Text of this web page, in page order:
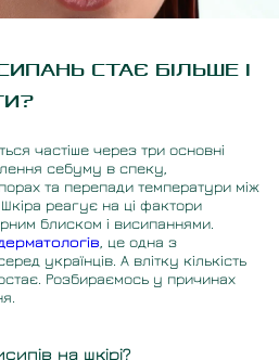
СТАЄ БІЛЬШЕ І
частіше через три основні
себуму в спеку,
та перепади температури між
реагує на ці фактори
блиском і висипаннями.
, це одна з
українців. А влітку кількість
Розбираємось у причинах
на шкірі?